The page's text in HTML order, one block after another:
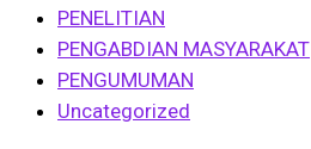
PENELITIAN
PENGABDIAN MASYARAKAT
PENGUMUMAN
Uncategorized